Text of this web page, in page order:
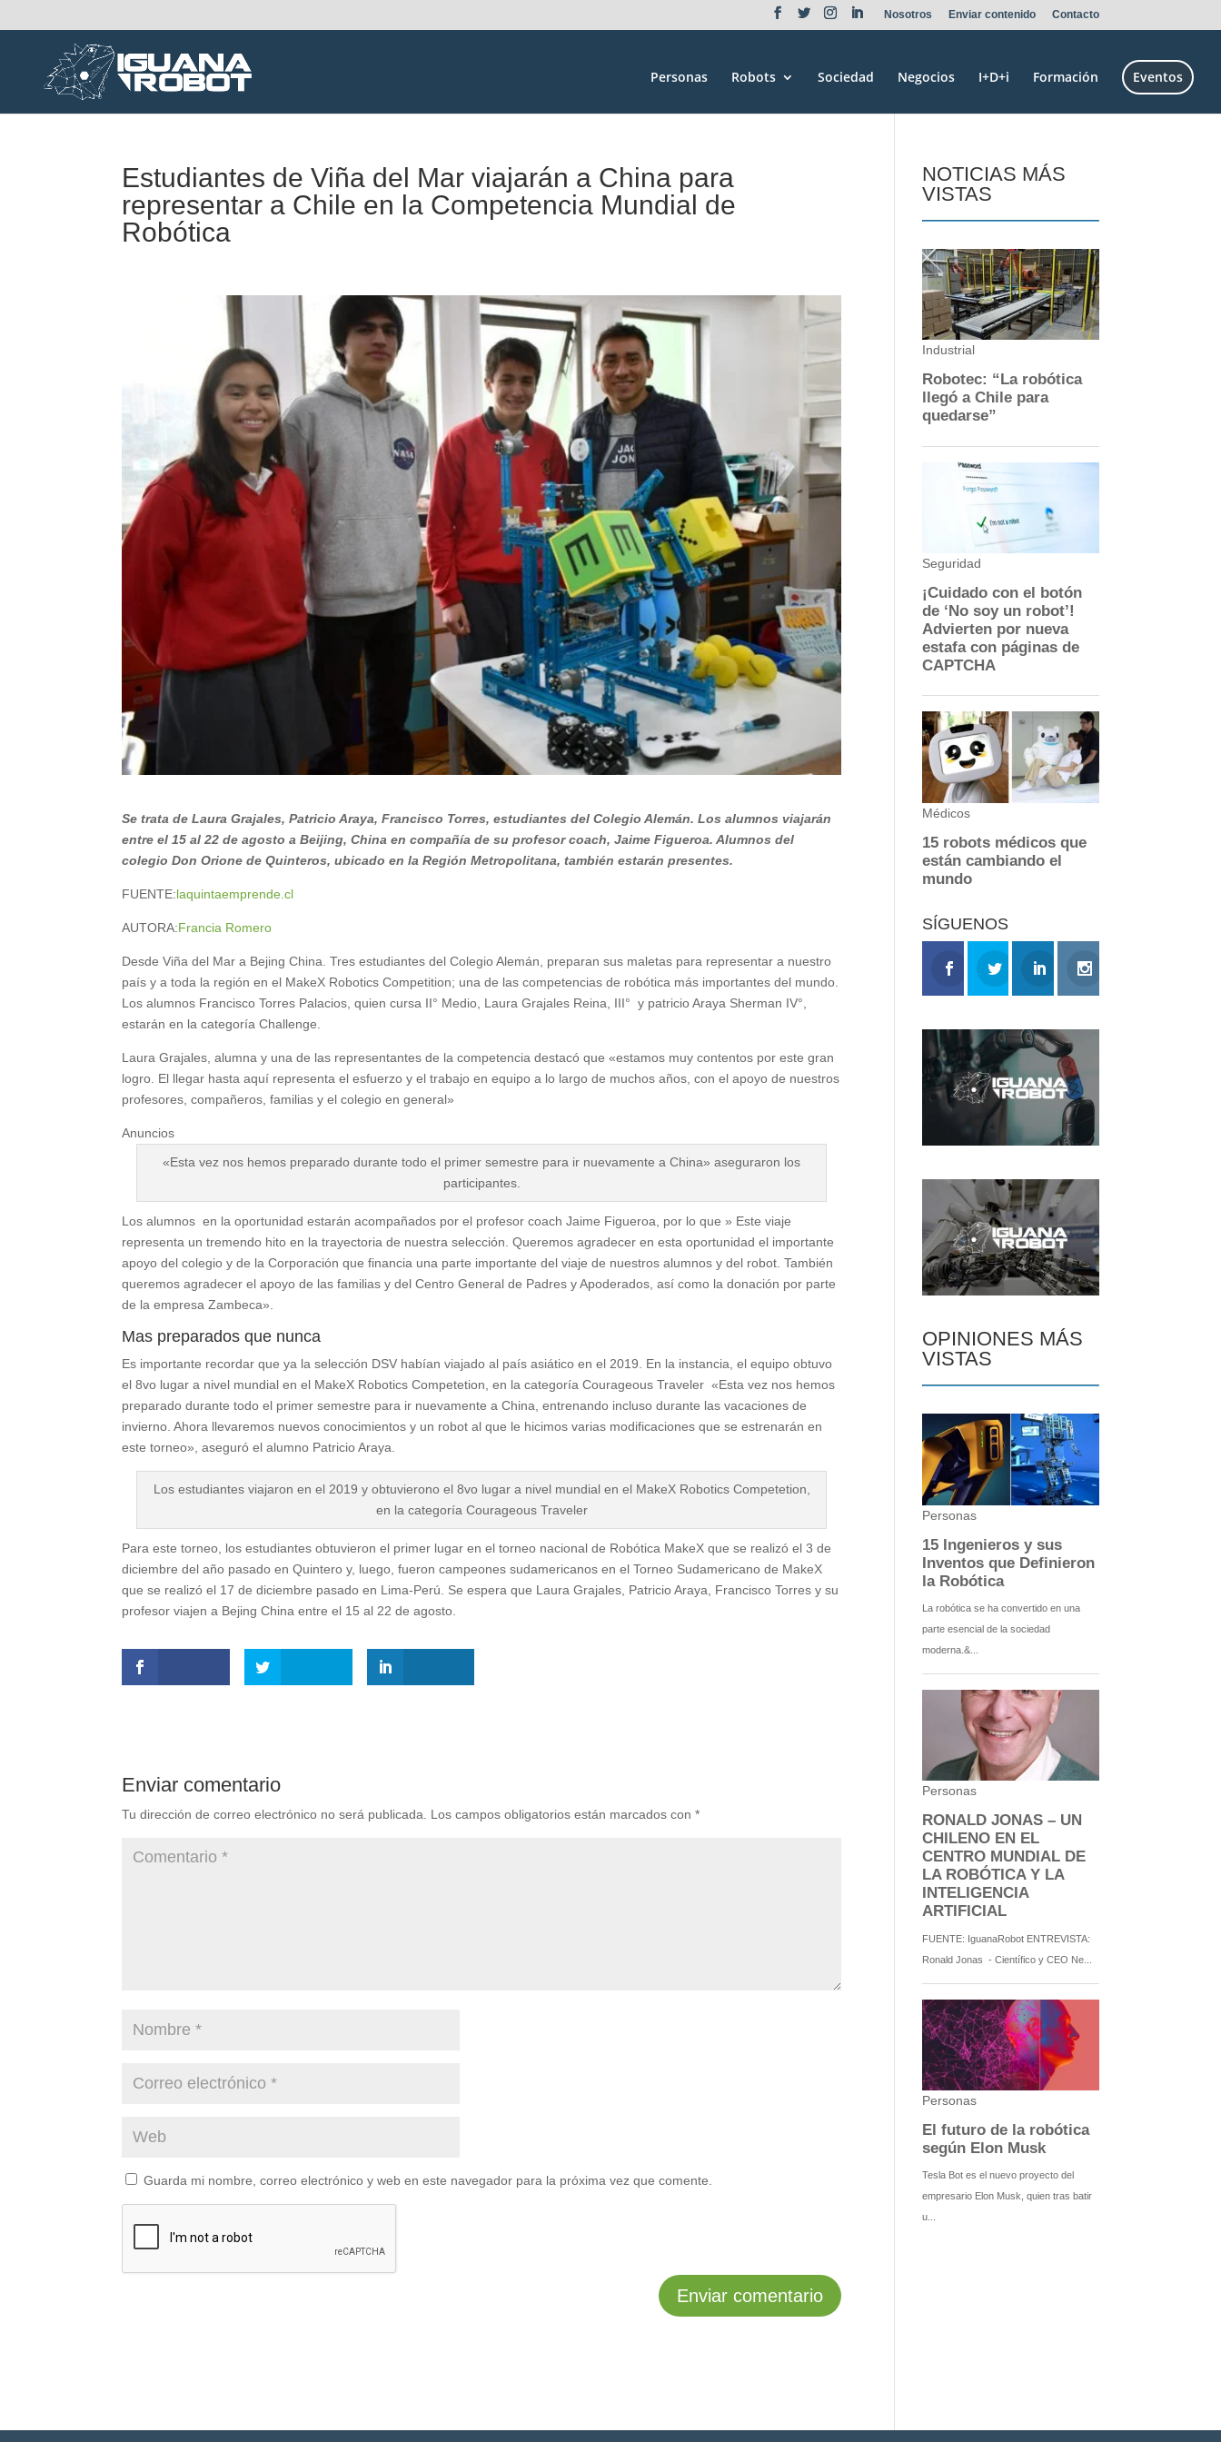
Nosotros Enviar contenido Contacto
Personas Robots Sociedad Negocios I+D+i Formación Eventos
Estudiantes de Viña del Mar viajarán a China para
representar a Chile en la Competencia Mundial de
Robótica
Se trata de Laura Grajales, Patricio Araya, Francisco Torres, estudiantes del Colegio Alemán. Los alumnos viajarán
entre el 15 al 22 de agosto a Beijing, China en compañía de su profesor coach, Jaime Figueroa. Alumnos del
colegio Don Orione de Quinteros, ubicado en la Región Metropolitana, también estarán presentes.
FUENTE:laquintaemprende.cl
AUTORA:Francia Romero
Desde Viña del Mar a Bejing China. Tres estudiantes del Colegio Alemán, preparan sus maletas para representar a nuestro
país y a toda la región en el MakeX Robotics Competition; una de las competencias de robótica más importantes del mundo.
Los alumnos Francisco Torres Palacios, quien cursa II° Medio, Laura Grajales Reina, III° y patricio Araya Sherman IV°,
estarán en la categoría Challenge.
Laura Grajales, alumna y una de las representantes de la competencia destacó que «estamos muy contentos por este gran
logro. El llegar hasta aquí representa el esfuerzo y el trabajo en equipo a lo largo de muchos años, con el apoyo de nuestros
profesores, compañeros, familias y el colegio en general»
Anuncios
«Esta vez nos hemos preparado durante todo el primer semestre para ir nuevamente a China» aseguraron los
participantes.
Los alumnos en la oportunidad estarán acompañados por el profesor coach Jaime Figueroa, por lo que » Este viaje
representa un tremendo hito en la trayectoria de nuestra selección. Queremos agradecer en esta oportunidad el importante
apoyo del colegio y de la Corporación que financia una parte importante del viaje de nuestros alumnos y del robot. También
queremos agradecer el apoyo de las familias y del Centro General de Padres y Apoderados, así como la donación por parte
de la empresa Zambeca».
Mas preparados que nunca
Es importante recordar que ya la selección DSV habían viajado al país asiático en el 2019. En la instancia, el equipo obtuvo
el 8vo lugar a nivel mundial en el MakeX Robotics Competetion, en la categoría Courageous Traveler «Esta vez nos hemos
preparado durante todo el primer semestre para ir nuevamente a China, entrenando incluso durante las vacaciones de
invierno. Ahora llevaremos nuevos conocimientos y un robot al que le hicimos varias modificaciones que se estrenarán en
este torneo», aseguró el alumno Patricio Araya.
Los estudiantes viajaron en el 2019 y obtuvierono el 8vo lugar a nivel mundial en el MakeX Robotics Competetion,
en la categoría Courageous Traveler
Para este torneo, los estudiantes obtuvieron el primer lugar en el torneo nacional de Robótica MakeX que se realizó el 3 de
diciembre del año pasado en Quintero y, luego, fueron campeones sudamericanos en el Torneo Sudamericano de MakeX
que se realizó el 17 de diciembre pasado en Lima-Perú. Se espera que Laura Grajales, Patricio Araya, Francisco Torres y su
profesor viajen a Bejing China entre el 15 al 22 de agosto.
Enviar comentario
Tu dirección de correo electrónico no será publicada. Los campos obligatorios están marcados con*
Guarda mi nombre, correo electrónico y web en este navegador para la próxima vez que comente.
NOTICIAS MÁS
VISTAS
SÍGUENOS
OPINIONES MÁS
VISTAS